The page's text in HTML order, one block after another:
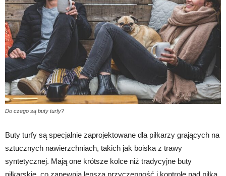
Do czego są buty turfy?
Buty turfy są specjalnie zaprojektowane dla piłkarzy grających na
sztucznych nawierzchniach, takich jak boiska z trawy
syntetycznej. Mają one krótsze kolce niż tradycyjne buty